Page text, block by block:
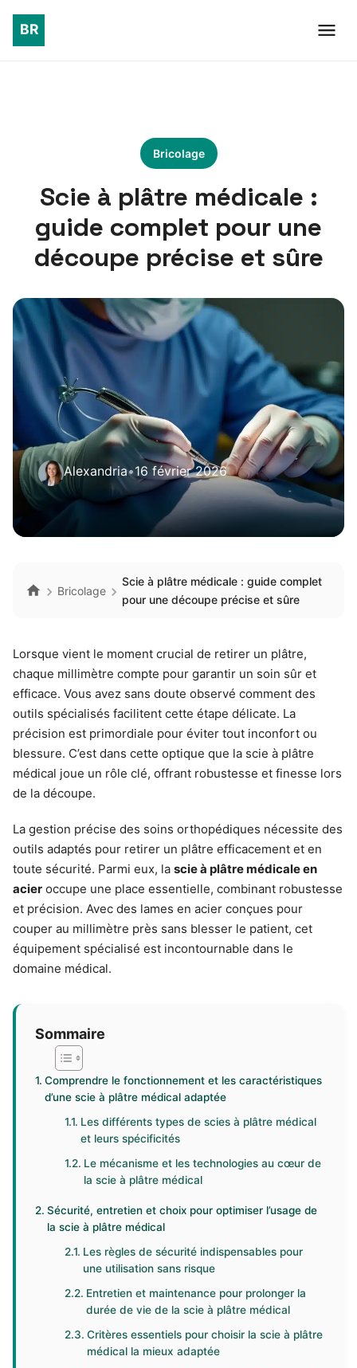
Bricolage
Scie à plâtre médicale :
guide complet pour une
découpe précise et sûre
Alexandria•16 février 2026
Bricolage
Scie à plâtre médicale : guide complet
pour une découpe précise et sûre
Lorsque vient le moment crucial de retirer un plâtre,
chaque millimètre compte pour garantir un soin sûr et
efficace. Vous avez sans doute observé comment des
outils spécialisés facilitent cette étape délicate. La
précision est primordiale pour éviter tout inconfort ou
blessure. C’est dans cette optique que la scie à plâtre
médical joue un rôle clé, offrant robustesse et finesse lors
de la découpe.
La gestion précise des soins orthopédiques nécessite des
outils adaptés pour retirer un plâtre efficacement et en
toute sécurité. Parmi eux, la scie à plâtre médicale en
acier occupe une place essentielle, combinant robustesse
et précision. Avec des lames en acier conçues pour
couper au millimètre près sans blesser le patient, cet
équipement spécialisé est incontournable dans le
domaine médical.
Sommaire
Comprendre le fonctionnement et les caractéristiques
d’une scie à plâtre médical adaptée
Les différents types de scies à plâtre médical
et leurs spécificités
Le mécanisme et les technologies au cœur de
la scie à plâtre médical
Sécurité, entretien et choix pour optimiser l’usage de
la scie à plâtre médical
Les règles de sécurité indispensables pour
une utilisation sans risque
Entretien et maintenance pour prolonger la
durée de vie de la scie à plâtre médical
Critères essentiels pour choisir la scie à plâtre
médical la mieux adaptée